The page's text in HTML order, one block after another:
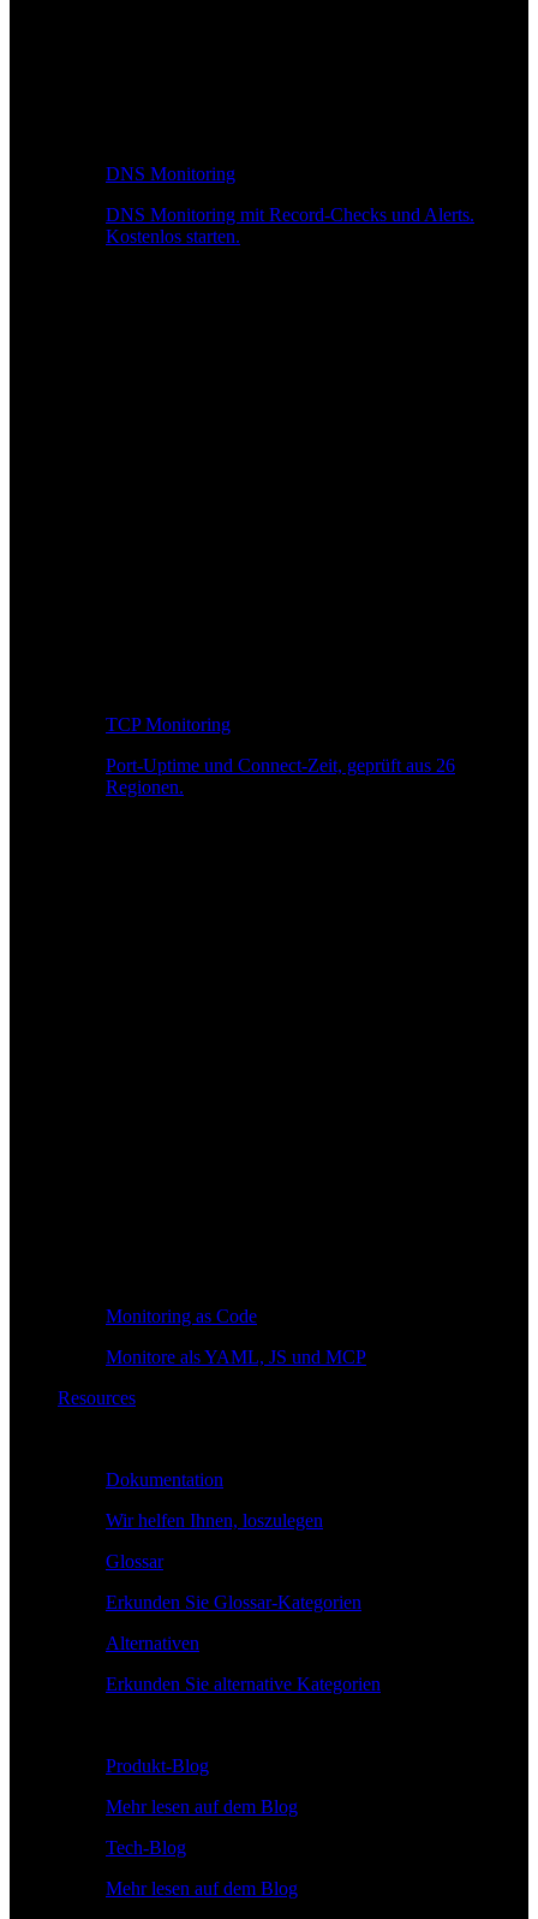
DNS Monitoring
DNS Monitoring mit Record-Checks und Alerts.
Kostenlos starten.
TCP Monitoring
Port-Uptime und Connect-Zeit, geprüft aus 26
Regionen.
Monitoring as Code
Monitore als YAML, JS und MCP
Resources
Dokumentation
Wir helfen Ihnen, loszulegen
Glossar
Erkunden Sie Glossar-Kategorien
Alternativen
Erkunden Sie alternative Kategorien
Produkt-Blog
Mehr lesen auf dem Blog
Tech-Blog
Mehr lesen auf dem Blog